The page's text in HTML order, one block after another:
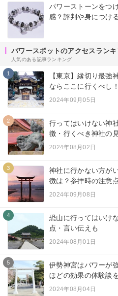
パワーストーンをつ
感？評判や身につけ
パワースポットのアクセスラン
人気のある記事ランキング
1
【東京】縁切り最強
ならここに行くべし！
2024年09月05日
2
行ってはいけない神
徴・行くべき神社の
2024年08月02日
3
神社に行かない方が
徴は？参拝時の注意
2024年09月08日
4
恐山に行ってはいけ
点・言い伝えも
2024年08月01日
5
伊勢神宮はパワーが
ほどの効果の体験談
2024年08月04日